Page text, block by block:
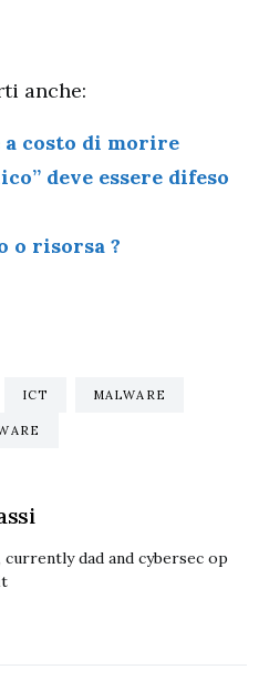
anche:
costo di morire
deve essere difeso
o risorsa ?
ICT MALWARE
currently dad and cybersec op